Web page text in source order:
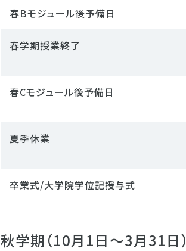
春Bモジュール後予備日
春学期授業終了
春Cモジュール後予備日
夏季休業
卒業式/大学院学位記授与式
秋学期（10月1日～3月31日）